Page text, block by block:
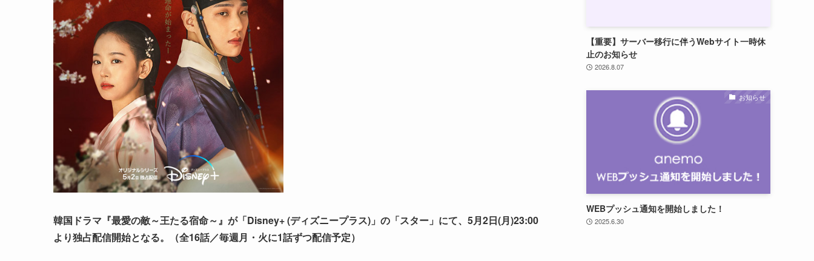
韓国ドラマ『最愛の敵～王たる宿命～』が「Disney+ (ディズニープラス)」の「スター」にて、5月2日(月)23:00
より独占配信開始となる。（全16話／毎週月・火に1話ずつ配信予定）
【重要】サーバー移行に伴うWebサイト一時休
止のお知らせ
2026.8.07
お知らせ
WEBプッシュ通知を開始しました！
2025.6.30